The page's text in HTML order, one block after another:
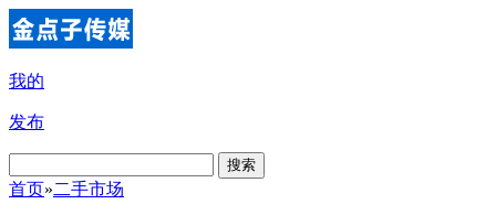
我的
发布
搜索
首页»二手市场